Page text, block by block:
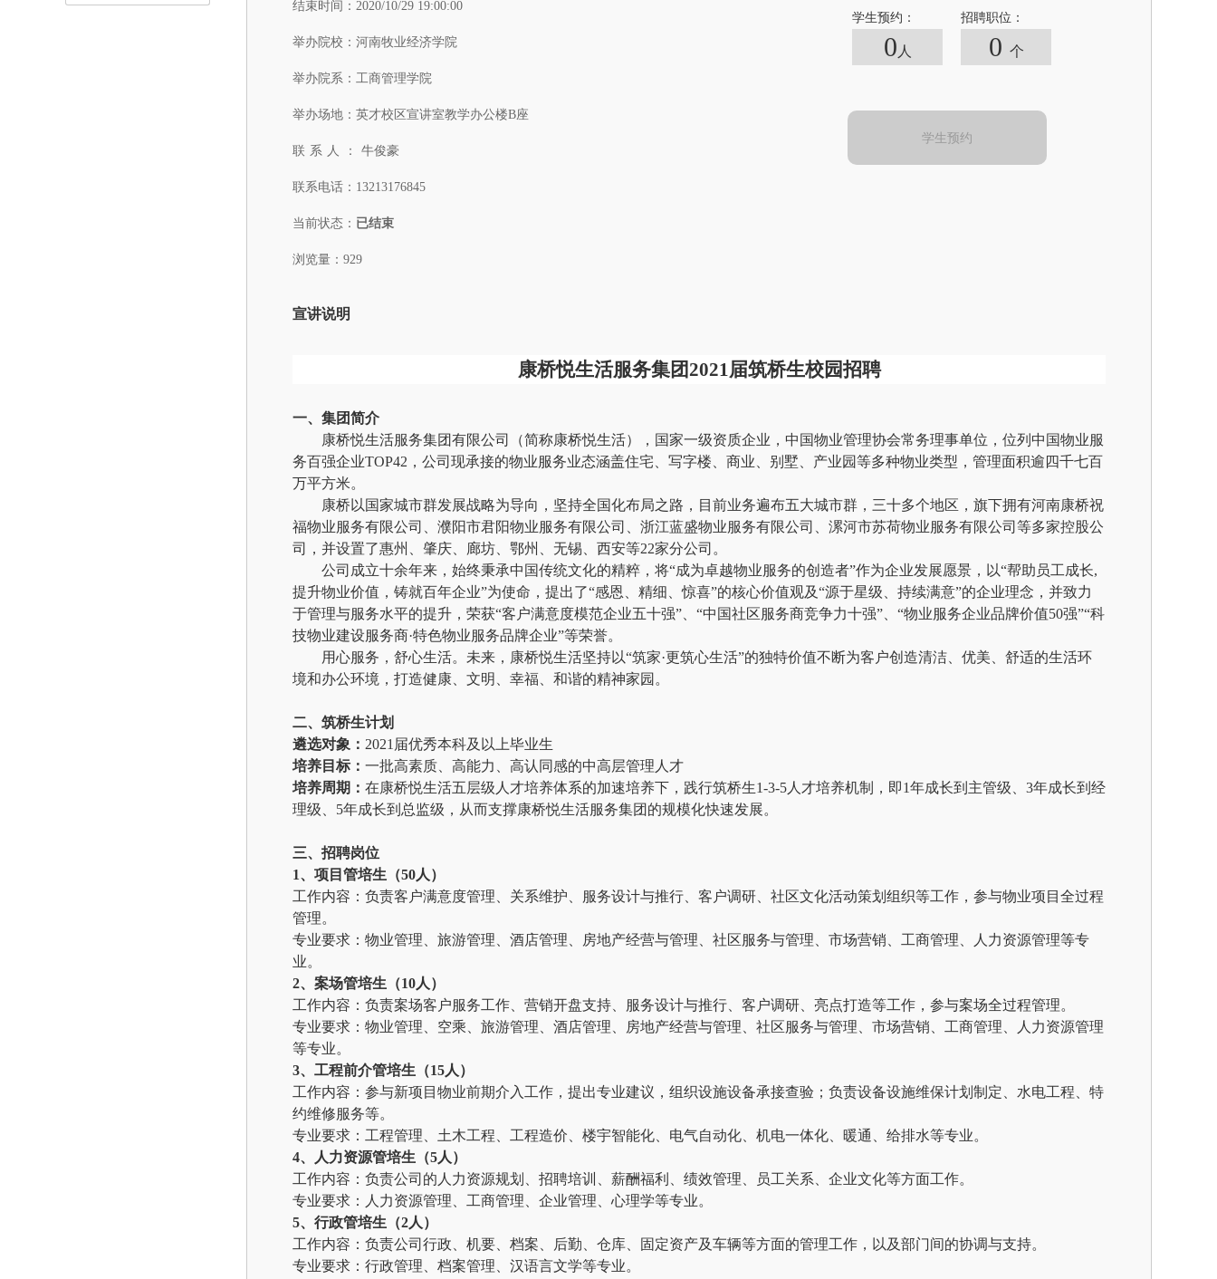
结束时间： 2020/10/29 19:00:00
举办院校： 河南牧业经济学院
举办院系： 工商管理学院
举办场地： 英才校区宣讲室教学办公楼B座
联系人： 牛俊豪
联系电话： 13213176845
当前状态： 已结束
浏览量：929
学生预约：
0 人
招聘职位：
0 个
学生预约
宣讲说明
康桥悦生活服务集团2021届筑桥生校园招聘
一、集团简介
康桥悦生活服务集团有限公司（简称康桥悦生活），国家一级资质企业，中国物业管理协会常务理事单位，位列中国物业服
务百强企业TOP42，公司现承接的物业服务业态涵盖住宅、写字楼、商业、别墅、产业园等多种物业类型，管理面积逾四千七百
万平方米。
康桥以国家城市群发展战略为导向，坚持全国化布局之路，目前业务遍布五大城市群，三十多个地区，旗下拥有河南康桥祝
福物业服务有限公司、濮阳市君阳物业服务有限公司、浙江蓝盛物业服务有限公司、漯河市苏荷物业服务有限公司等多家控股公
司，并设置了惠州、肇庆、廊坊、鄂州、无锡、西安等22家分公司。
公司成立十余年来，始终秉承中国传统文化的精粹，将“成为卓越物业服务的创造者”作为企业发展愿景，以“帮助员工成长,
提升物业价值，铸就百年企业”为使命，提出了“感恩、精细、惊喜”的核心价值观及“源于星级、持续满意”的企业理念，并致力
于管理与服务水平的提升，荣获“客户满意度模范企业五十强”、“中国社区服务商竞争力十强”、“物业服务企业品牌价值50强”“科
技物业建设服务商·特色物业服务品牌企业”等荣誉。
用心服务，舒心生活。未来，康桥悦生活坚持以“筑家·更筑心生活”的独特价值不断为客户创造清洁、优美、舒适的生活环
境和办公环境，打造健康、文明、幸福、和谐的精神家园。
二、筑桥生计划
遴选对象： 2021 届优秀本科及以上毕业生
培养目标： 一批高素质、高能力、高认同感的中高层管理人才
培养周期： 在康桥悦生活五层级人才培养体系的加速培养下，践行筑桥生1-3-5人才培养机制，即1年成长到主管级、3年成长到经
理级、5年成长到总监级，从而支撑康桥悦生活服务集团的规模化快速发展。
三、招聘岗位
1、项目管培生（50人）
工作内容： 负责客户满意度管理、关系维护、服务设计与推行、客户调研、社区文化活动策划组织等工作，参与物业项目全过程
管理。
专业要求：物业管理、旅游管理、酒店管理、房地产经营与管理、社区服务与管理、市场营销、工商管理、人力资源管理等专
业。
2、案场管培生（10人）
工作内容： 负责案场客户服务工作、营销开盘支持、服务设计与推行、客户调研、亮点打造等工作，参与案场全过程管理。
专业要求：物业管理、空乘、旅游管理、酒店管理、房地产经营与管理、社区服务与管理、市场营销、工商管理、人力资源管理
等专业。
3、工程前介管培生（15人）
工作内容： 参与新项目物业前期介入工作，提出专业建议，组织设施设备承接查验；负责设备设施维保计划制定、水电工程、特
约维修服务等。
专业要求：工程管理、土木工程、工程造价、 楼宇智能化、电气自动化、机电一体化、暖通、给排水等专业。
4、人力资源管培生（5人）
工作内容： 负责公司的人力资源规划、招聘培训、薪酬福利、绩效管理、员工关系、企业文化等方面工作。
专业要求：
人力资源管理、工商管理、企业管理、心理学等专业。
5、行政管培生（2人）
工作内容： 负责公司行政、机要、档案、后勤、仓库、固定资产及车辆等方面的管理工作，以及部门间的协调与支持。
专业要求： 行政管理、档案管理、汉语言文学等专业。